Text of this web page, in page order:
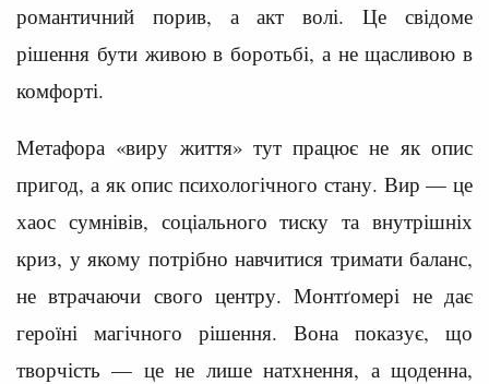
романтичний порив, а акт волі. Це свідоме
рішення бути живою в боротьбі, а не щасливою в
комфорті.
Метафора «виру життя» тут працює не як опис
пригод, а як опис психологічного стану. Вир — це
хаос сумнівів, соціального тиску та внутрішніх
криз, у якому потрібно навчитися тримати баланс,
не втрачаючи свого центру. Монтґомері не дає
героїні магічного рішення. Вона показує, що
творчість — це не лише натхнення, а щоденна,